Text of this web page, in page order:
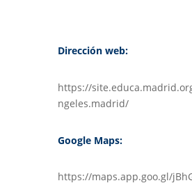
Dirección web:
https://
ngeles.madrid/
Google Maps:
https://maps.app.goo.gl/